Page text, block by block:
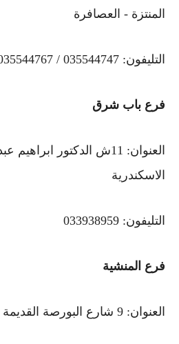
المنتزة - العصافرة
التليفون: 035544747 / 035544767
فرع باب شرق
العنوان: 11ش الدكتور
الاسكندرية
التليفون: 033938959
فرع المنشية
العنوان: 9 شارع البورصة القديمة - المنشية - الإسكندرية